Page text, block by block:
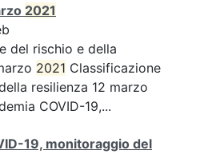
2021
del rischio e della
2021 Classificazione
resilienza 12 marzo
COVID-19,...
19, monitoraggio del